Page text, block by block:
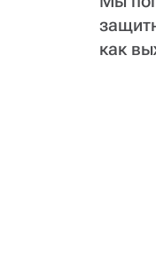
как